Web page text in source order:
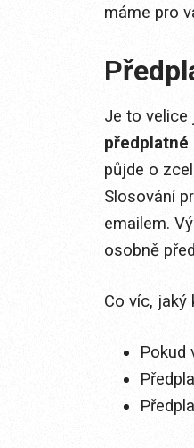
máme pro
Je to velice
předplatné
půjde o
Slosování
emailem.
osobně
Co víc, jaký
Pokud